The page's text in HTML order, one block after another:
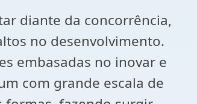
diante da concorrência,
no desenvolvimento.
embasadas no inovar e
com grande escala de